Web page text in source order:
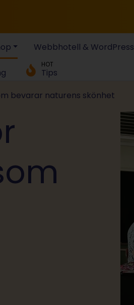
Webbhotell & WordPress
HOT
Tips
bevarar naturens skönhet